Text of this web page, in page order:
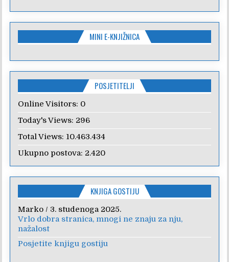
MINI E-KNJIŽNICA
POSJETITELJI
Online Visitors: 0
Today's Views: 296
Total Views: 10.463.434
Ukupno postova: 2.420
KNJIGA GOSTIJU
Marko / 3. studenoga 2025.
Vrlo dobra stranica, mnogi ne znaju za nju,
nažalost
Posjetite knjigu gostiju